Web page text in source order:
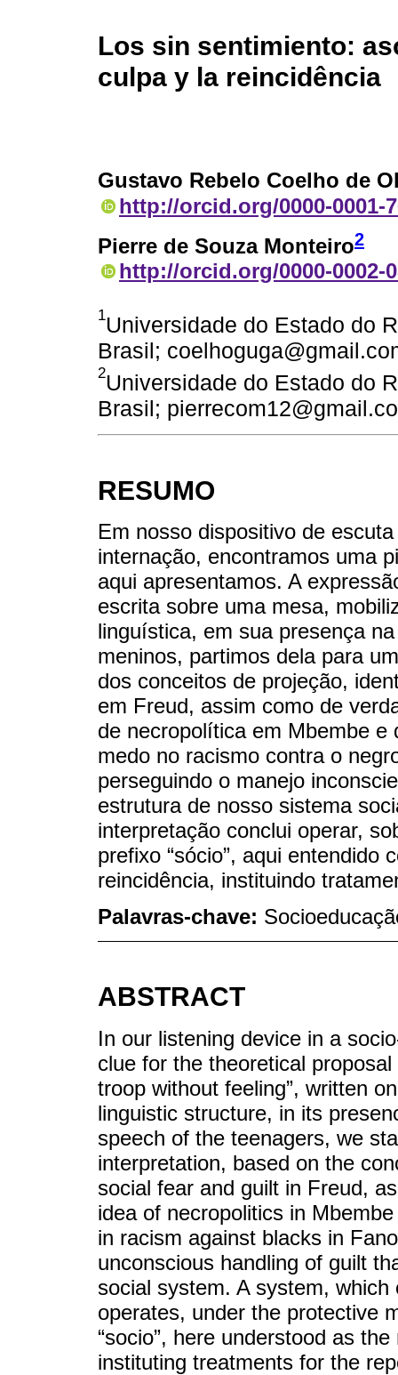
Los sin sentimiento:
culpa y la reincidência
Gustavo Rebelo Coelho de
http://orcid.org/0000-0001-
Pierre de Souza Monteiro2
http://orcid.org/0000-0002-
1Universidade do Estado do
Brasil;
2Universidade do Estado do
Brasil;
RESUMO
Em nosso dispositivo de
internação, encontramos uma
aqui apresentamos. A
escrita sobre uma mesa,
linguística, em sua presença
meninos, partimos dela para
dos conceitos de projeção,
em Freud, assim como de
de necropolítica em Mbembe e
medo no racismo contra o
perseguindo o manejo
estrutura de nosso sistema
interpretação conclui operar,
prefixo “sócio”, aqui entendido
reincidência, instituindo
Palavras-chave:
ABSTRACT
In our listening device in a
clue for the theoretical
troop without feeling”, written
linguistic structure, in its
speech of the teenagers, we
interpretation, based on the
social fear and guilt in Freud,
idea of ​​necropolitics in
in racism against blacks in
unconscious handling of guilt
social system. A system,
operates, under the protective
“socio”, here understood as
instituting treatments for the